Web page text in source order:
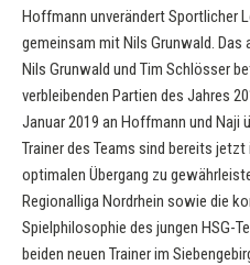
Hoffmann unverändert Sportlicher
gemeinsam mit Nils Grunwald. Das
Nils Grunwald und Tim Schlösser
verbleibenden Partien des Jahres
Januar 2019 an Hoffmann und Naji
Trainer des Teams sind bereits
optimalen Übergang zu
Regionalliga Nordrhein sowie die
Spielphilosophie des jungen HSG-
beiden neuen Trainer im